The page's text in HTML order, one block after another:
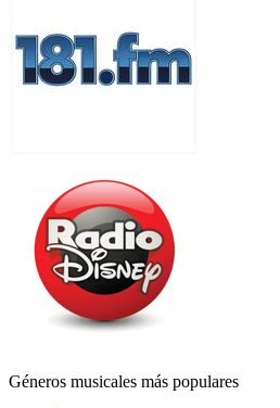
Géneros musicales más populares